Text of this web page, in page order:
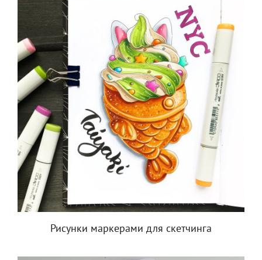
Рисунки маркерами для скетчинга